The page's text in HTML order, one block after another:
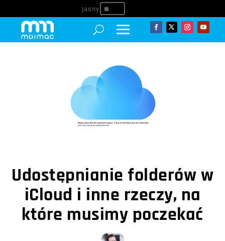
^
Udostępnianie folderów w
iCloud i inne rzeczy, na
które musimy poczekać